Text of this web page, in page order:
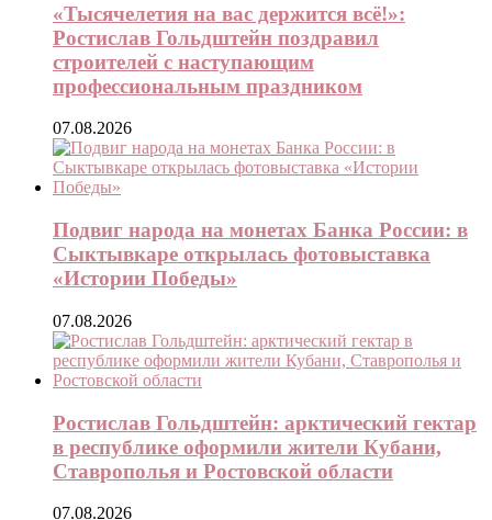
«Тысячелетия на вас держится всё!»:
Ростислав Гольдштейн поздравил
строителей с наступающим
профессиональным праздником
07.08.2026
Подвиг народа на монетах Банка России: в
Сыктывкаре открылась фотовыставка
«Истории Победы»
07.08.2026
Ростислав Гольдштейн: арктический гектар
в республике оформили жители Кубани,
Ставрополья и Ростовской области
07.08.2026